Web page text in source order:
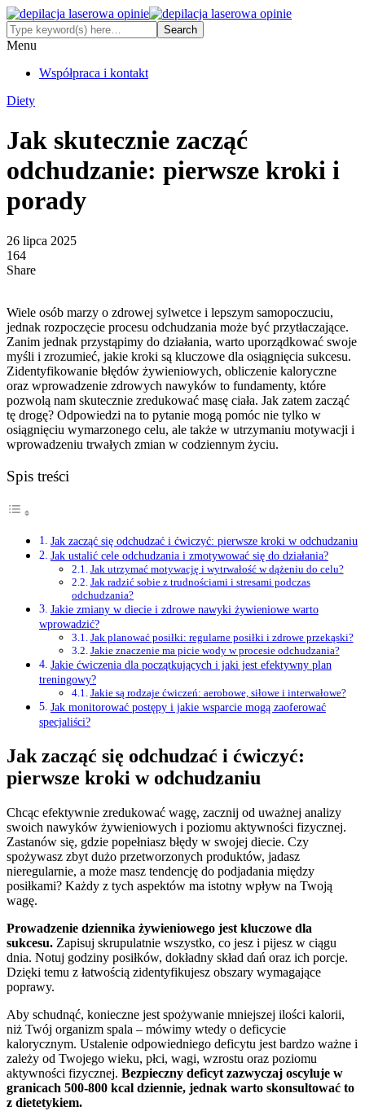
Menu
Współpraca i kontakt
Diety
Jak skutecznie zacząć
odchudzanie: pierwsze kroki i
porady
26 lipca 2025
164
Share
Wiele osób marzy o zdrowej sylwetce i lepszym samopoczuciu,
jednak rozpoczęcie procesu odchudzania może być przytłaczające.
Zanim jednak przystąpimy do działania, warto uporządkować swoje
myśli i zrozumieć, jakie kroki są kluczowe dla osiągnięcia sukcesu.
Zidentyfikowanie błędów żywieniowych, obliczenie kaloryczne
oraz wprowadzenie zdrowych nawyków to fundamenty, które
pozwolą nam skutecznie zredukować masę ciała. Jak zatem zacząć
tę drogę? Odpowiedzi na to pytanie mogą pomóc nie tylko w
osiągnięciu wymarzonego celu, ale także w utrzymaniu motywacji i
wprowadzeniu trwałych zmian w codziennym życiu.
Spis treści
Jak zacząć się odchudzać i ćwiczyć: pierwsze kroki w odchudzaniu
Jak ustalić cele odchudzania i zmotywować się do działania?
Jak utrzymać motywację i wytrwałość w dążeniu do celu?
Jak radzić sobie z trudnościami i stresami podczas
odchudzania?
Jakie zmiany w diecie i zdrowe nawyki żywieniowe warto
wprowadzić?
Jak planować posiłki: regularne posiłki i zdrowe przekąski?
Jakie znaczenie ma picie wody w procesie odchudzania?
Jakie ćwiczenia dla początkujących i jaki jest efektywny plan
treningowy?
Jakie są rodzaje ćwiczeń: aerobowe, siłowe i interwałowe?
Jak monitorować postępy i jakie wsparcie mogą zaoferować
specjaliści?
Jak zacząć się odchudzać i ćwiczyć:
pierwsze kroki w odchudzaniu
Chcąc efektywnie zredukować wagę, zacznij od uważnej analizy
swoich nawyków żywieniowych i poziomu aktywności fizycznej.
Zastanów się, gdzie popełniasz błędy w swojej diecie. Czy
spożywasz zbyt dużo przetworzonych produktów, jadasz
nieregularnie, a może masz tendencję do podjadania między
posiłkami? Każdy z tych aspektów ma istotny wpływ na Twoją
wagę.
Prowadzenie dziennika żywieniowego jest kluczowe dla
sukcesu. Zapisuj skrupulatnie wszystko, co jesz i pijesz w ciągu
dnia. Notuj godziny posiłków, dokładny skład dań oraz ich porcje.
Dzięki temu z łatwością zidentyfikujesz obszary wymagające
poprawy.
Aby schudnąć, konieczne jest spożywanie mniejszej ilości kalorii,
niż Twój organizm spala – mówimy wtedy o deficycie
kalorycznym. Ustalenie odpowiedniego deficytu jest bardzo ważne i
zależy od Twojego wieku, płci, wagi, wzrostu oraz poziomu
aktywności fizycznej. Bezpieczny deficyt zazwyczaj oscyluje w
granicach 500-800 kcal dziennie, jednak warto skonsultować to
z dietetykiem.